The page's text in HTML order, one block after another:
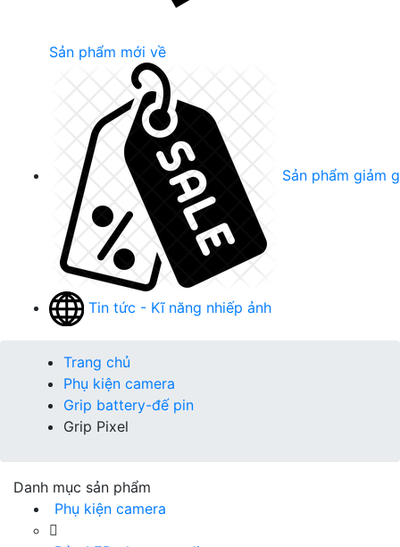
Sản phẩm mới về
Sản phẩm giảm
Tin tức - Kĩ năng nhiếp ảnh
Trang chủ
Phụ kiện camera
Grip battery-đế pin
Grip Pixel
Danh mục sản phẩm
Phụ kiện camera